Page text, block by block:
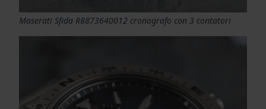
Maserati Sfida R8873640012 cronografo con 3 contatori